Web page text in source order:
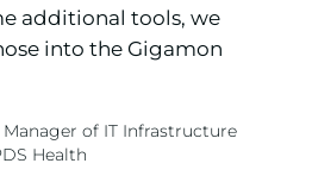
additional tools, we
into the Gigamon
Manager of IT Infrastructure
Health